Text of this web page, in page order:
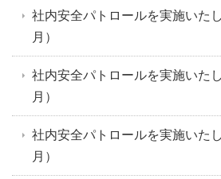
社内安全パトロールを実施いた
月）
社内安全パトロールを実施いた
月）
社内安全パトロールを実施いた
月）